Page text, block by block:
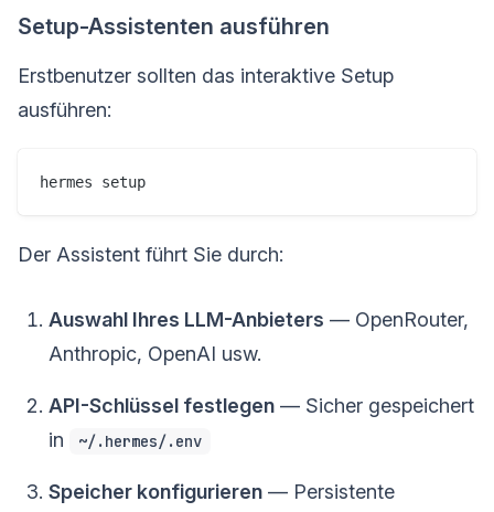
Setup-Assistenten ausführen
Erstbenutzer sollten das interaktive Setup
ausführen:
hermes setup
Der Assistent führt Sie durch:
Auswahl Ihres LLM-Anbieters — OpenRouter,
Anthropic, OpenAI usw.
API-Schlüssel festlegen — Sicher gespeichert
in
~/.hermes/.env
Speicher konfigurieren — Persistente